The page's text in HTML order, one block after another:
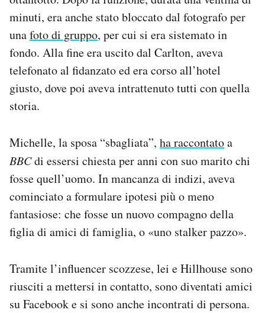
minuti, era anche stato bloccato dal fotografo per
unafoto di gruppo, per cui si era sistemato in
fondo. Alla fine era uscito dal Carlton, aveva
telefonato al fidanzato ed era corso all’hotel
giusto, dove poi aveva intrattenuto tutti con quella
storia.
Michelle, la sposa “sbagliata”, ha raccontatoa
BBCdi essersi chiesta per anni con suo marito chi
fosse quell’uomo. In mancanza di indizi, aveva
cominciato a formulare ipotesi più o meno
fantasiose: che fosse un nuovo compagno della
figlia di amici di famiglia, o «uno stalker pazzo».
Tramite l’influencer scozzese, lei e Hillhouse sono
riusciti a mettersi in contatto, sono diventati amici
su Facebook e si sono anche incontrati di persona.